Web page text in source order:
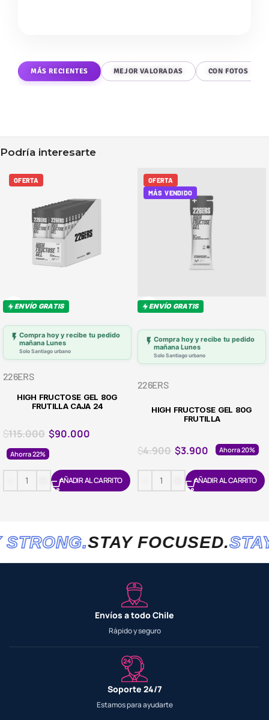
MÁS RECIENTES MEJOR VALORADAS CON FOTOS
Podría interesarte
OFERTA
HIGH FRUCTOSE GEL 80G
FRUTILLA CAJA 24
ENVÍO GRATIS
226ERS
Compra hoy y recibe tu pedido
mañana Lunes
Solo Santiago urbano
$115.000 $90.000
Ahorra 22%
AÑADIR AL CARRITO
OFERTA
MÁS VENDIDO
HIGH FRUCTOSE GEL 80G
FRUTILLA
ENVÍO GRATIS
226ERS
Compra hoy y recibe tu pedido
mañana Lunes
Solo Santiago urbano
$4.900 $3.900 Ahorra 20%
AÑADIR AL CARRITO
STAY FOCUSED.STAY
Envíos a todo Chile
Rápido y seguro
Soporte 24/7
Estamos para ayudarte